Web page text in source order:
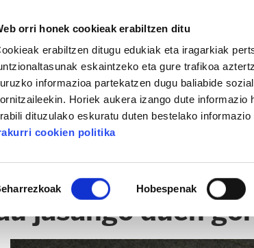
orri honek cookieak erabiltzen ditu
erabiltzen ditugu edukiak eta iragarkiak
eskaintzeko eta gure trafikoa
informazioa partekatzen dugu baliabide
Horiek aukera izango dute
dituzulako eskuratu duten bestelako
cookien politika
Hobespenak
jasango duen